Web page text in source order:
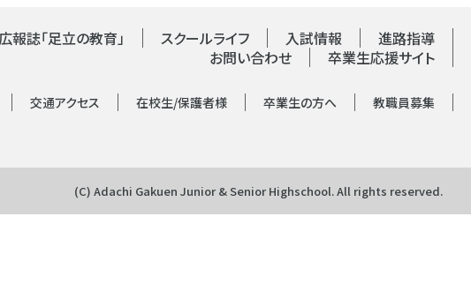
広報誌「足立の教育」 スクールライフ 入試情報
進路指導
お問い合わせ
卒業生応援サイト
交通アクセス 在校生/保護者様 卒業生の方へ 教職員募集
(C) Adachi Gakuen Junior & Senior Highschool.All rights reserved.